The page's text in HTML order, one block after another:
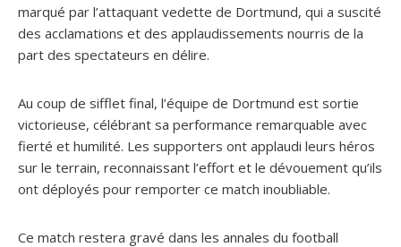
marqué par l’attaquant vedette de Dortmund, qui a suscité
des acclamations et des applaudissements nourris de la
part des spectateurs en délire.
Au coup de sifflet final, l’équipe de Dortmund est sortie
victorieuse, célébrant sa performance remarquable avec
fierté et humilité. Les supporters ont applaudi leurs héros
sur le terrain, reconnaissant l’effort et le dévouement qu’ils
ont déployés pour remporter ce match inoubliable.
Ce match restera gravé dans les annales du football